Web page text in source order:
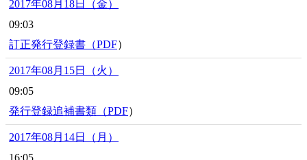
2017年08月18日（金）
09:03
訂正発行登録書（PDF）
2017年08月15日（火）
09:05
発行登録追補書類（PDF）
2017年08月14日（月）